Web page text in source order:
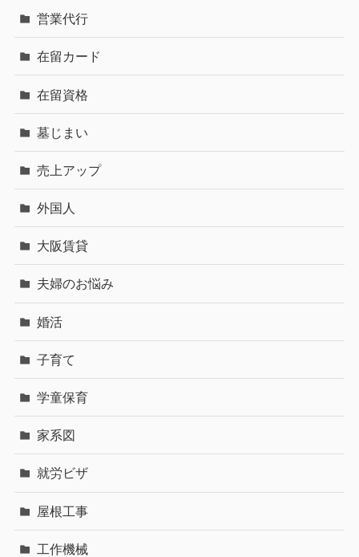
営業代行
在留カード
在留資格
墓じまい
売上アップ
外国人
大阪賃貸
夫婦のお悩み
婚活
子育て
学童保育
家系図
就労ビザ
屋根工事
工作機械